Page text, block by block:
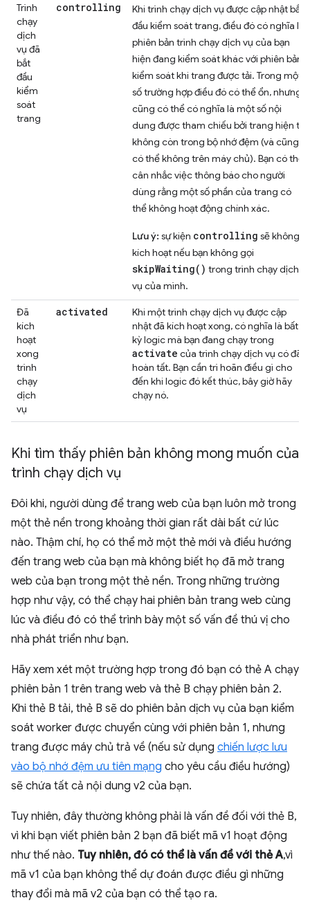
Trình
chạy
dịch
vụ đã
bắt
đầu
kiểm
soát
trang
controlling
Khi trình chạy dịch vụ được cập nhật bắt
đầu kiểm soát trang, điều đó có nghĩa là
phiên bản trình chạy dịch vụ của bạn
hiện đang kiểm soát khác với phiên bản
kiểm soát khi trang được tải. Trong một
số trường hợp điều đó có thể ổn, nhưng
cũng có thể có nghĩa là một số nội
dung được tham chiếu bởi trang hiện tại
không còn trong bộ nhớ đệm (và cũng
có thể không trên máy chủ). Bạn có thể
cân nhắc việc thông báo cho người
dùng rằng một số phần của trang có
thể không hoạt động chính xác.
Lưu ý: sự kiện controlling sẽ không
kích hoạt nếu bạn không gọi
skipWaiting() trong trình chạy dịch
vụ của mình.
Đã
kích
hoạt
xong
trình
chạy
dịch
vụ
activated
Khi một trình chạy dịch vụ được cập
nhật đã kích hoạt xong, có nghĩa là bất
kỳ logic mà bạn đang chạy trong
activate của trình chạy dịch vụ có đã
hoàn tất. Bạn cần trì hoãn điều gì cho
đến khi logic đó kết thúc, bây giờ hãy
chạy nó.
Khi tìm thấy phiên bản không mong muốn của
trình chạy dịch vụ
Đôi khi, người dùng để trang web của bạn luôn mở trong
một thẻ nền trong khoảng thời gian rất dài bất cứ lúc
nào. Thậm chí, họ có thể mở một thẻ mới và điều hướng
đến trang web của bạn mà không biết họ đã mở trang
web của bạn trong một thẻ nền. Trong những trường
hợp như vậy, có thể chạy hai phiên bản trang web cùng
lúc và điều đó có thể trình bày một số vấn đề thú vị cho
nhà phát triển như bạn.
Hãy xem xét một trường hợp trong đó bạn có thẻ A chạy
phiên bản 1 trên trang web và thẻ B chạy phiên bản 2.
Khi thẻ B tải, thẻ B sẽ do phiên bản dịch vụ của bạn kiểm
soát worker được chuyển cùng với phiên bản 1, nhưng
trang được máy chủ trả về (nếu sử dụng chiến lược lưu
vào bộ nhớ đệm ưu tiên mạng cho yêu cầu điều hướng)
sẽ chứa tất cả nội dung v2 của bạn.
Tuy nhiên, đây thường không phải là vấn đề đối với thẻ B,
vì khi bạn viết phiên bản 2 bạn đã biết mã v1 hoạt động
như thế nào. Tuy nhiên, đó có thể là vấn đề với thẻ A,vì
mã v1 của bạn không thể dự đoán được điều gì những
thay đổi mà mã v2 của bạn có thể tạo ra.